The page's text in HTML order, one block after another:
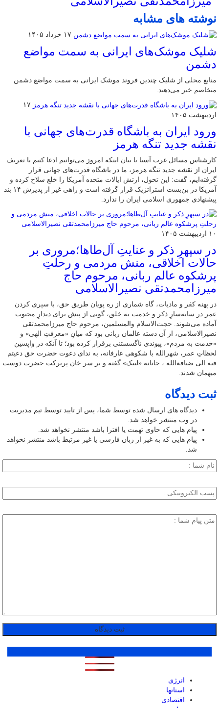
نوشته های مشابه
۱۷ خرداد ۱۴۰۵
شلیک موشک‌های ایرانی به سمت مواضع
دشمن
منابع محلی از شلیک چندین فروند موشک ایرانی به سمت مواضع دشمن
متخاصم خبر می‌دهند.
۱۷
اردیبهشت ۱۴۰۵
ورود ایران به باشگاه قدرت‌های جهانی با
نقشه جدید تنگه هرمز
کارشناس مسائل غرب آسیا با بیان اینکه امروز می‌توانیم ادعا کنیم با تعریف
ایران از نقشه جدید تنگه هرمز، ما در باشگاه قدرت‌های جهانی قرار
گرفته‌ایم، گفت: این تحول، ارتش ایالات متحده آمریکا را خلع سلاح کرده و
آمریکا در بن‌بست استراتژیک قرار گرفته است و راهی غیر از پذیرش ۱۴ بند
پیشنهادی جمهوری اسلامی ایران را ندارد.
۱۰ اردیبهشت ۱۴۰۵
در سپهرِ ذکر و عنایتِ آل‌طاها؛مروری بر
حالات اخلاقی، منش مردمی و رحلتِ
پرشکوه عالم ربانی، مرحوم حاج
میرزامحمدتقی نصیرالاسلامی
در پهنه کفر و مادیات، گاه شماری از ره پویان طریق حق، با سپری کردن
عمر در سایه‌سارِ ذکر و خدمت به خلق، گویی از پیش برای دیدارِ محبوب
آماده می‌شوند. حجت‌الاسلام والمسلمین، مرحوم حاج میرزامحمدتقی
نصیرالاسلامی، از آن دسته عالمان ربانی بود که میانِ «معرفتِ الهی» و
«خدمت به مردم»، پیوندی ناگسستنی برقرار کرده بود؛ تا آنکه در واپسین
لحظاتِ عمر، شهرالله با شکوهی عارفانه، به ندای دعوت حضرت حق دعیتم
فیه الی ضیافةالله ، جانانه «لبیک» گفته و بر سر خان پربرکت حضرت دوست
میهمان شدند.
ثبت دیدگاه
دیدگاه های ارسال شده توسط شما، پس از تایید توسط تیم مدیریت
در وب منتشر خواهد شد.
پیام هایی که حاوی تهمت یا افترا باشد منتشر نخواهد شد.
پیام هایی که به غیر از زبان فارسی یا غیر مرتبط باشد منتشر نخواهد
شد.
انرژی
استانها
اقتصادی